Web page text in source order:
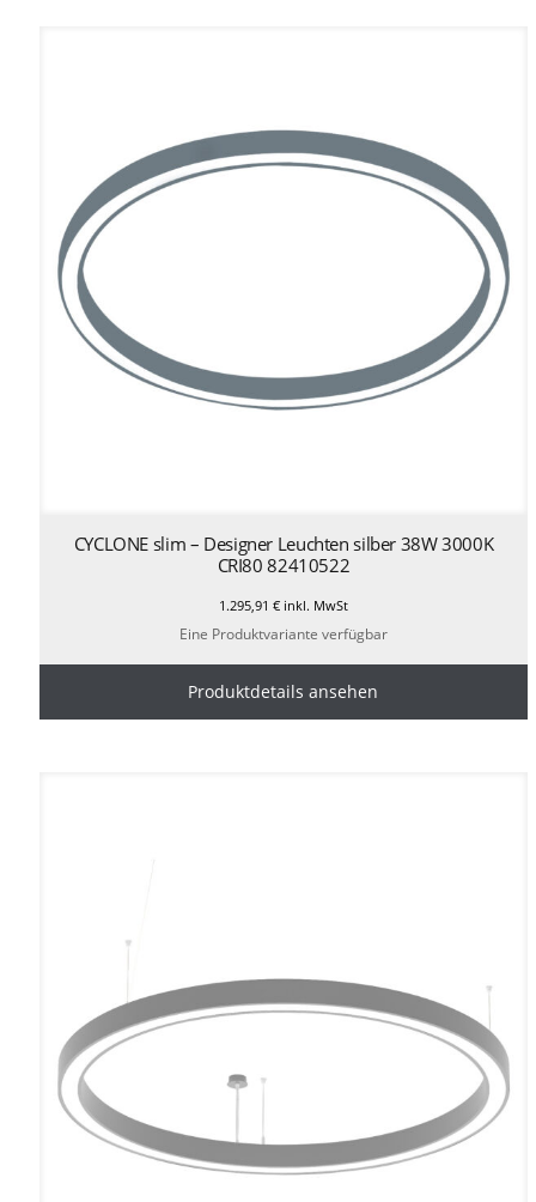
CYCLONE slim – Designer Leuchten silber 38W 3000K
CRI80 82410522
1.295,91 €inkl. MwSt
Eine Produktvariante verfügbar
Produktdetails ansehen